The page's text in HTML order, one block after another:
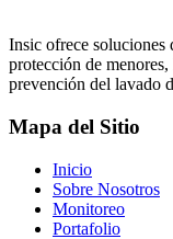
Insic ofrece soluciones
protección de
prevención del lavado
Mapa del Sitio
Inicio
Sobre Nosotros
Monitoreo
Portafolio